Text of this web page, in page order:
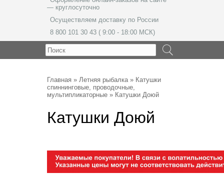
— круглосуточно
Осуществляем доставку по России
8 800 101 30 43 ( 9:00 - 18:00 МСК)
Главная » Летняя рыбалка» Катушки
спиннинговые, проводочные,
мультипликаторные » Катушки Доюй
Катушки Доюй